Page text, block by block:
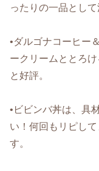
ったりの一品として
•ダルゴナコーヒー
ークリームととろ
と好評。
•ビビンバ丼は、具
い！何回もリピし
す。